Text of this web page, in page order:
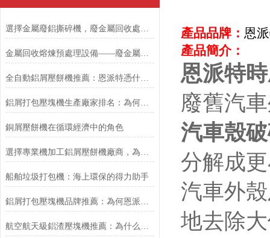
選擇金屬廢鋁撕碎機，廢金屬回收處理不再是難題
金屬回收熔煉預處理設備——廢金屬錘擊撕碎機
全自動鋁屑壓餅機推薦：恩派特憑什么成為行業？
鋁屑打包壓塊機生產廠家排名：為何恩派特品牌備受推崇？
銅屑壓餅機在循環經濟中的角色
選擇專業機加工鋁屑壓餅機廠商，為何恩派特是您的理想之選？
船舶垃圾打包機：海上環保的得力助手
鋁屑打包壓塊機品牌推薦：為何恩派特脫穎而出？
航空航天級鋁渣壓塊機推薦：為什么恩派特成為行業信賴之選？
產品品牌： 恩
產品簡介：
恩派特
廢舊汽
汽車殼
分解成
汽車外
地去除